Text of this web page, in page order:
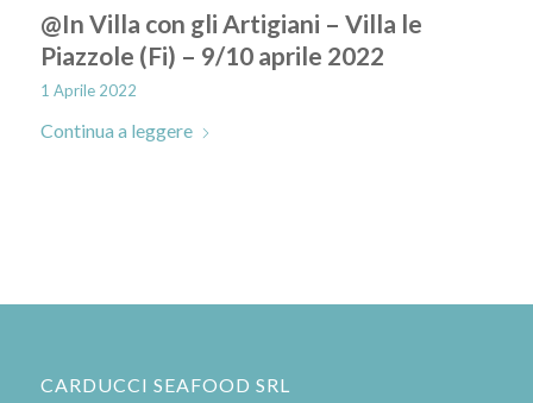
@In Villa con gli Artigiani – Villa le
Piazzole (Fi) – 9/10 aprile 2022
1 Aprile 2022
Continua a leggere
CARDUCCI SEAFOOD SRL